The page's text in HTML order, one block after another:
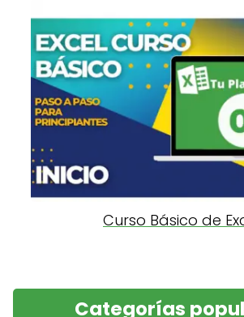
Curso Básico de
Categorías